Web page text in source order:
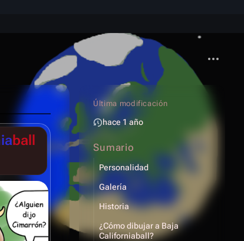
ball
Última modificación
hace 1 año
Sumario
Personalidad
Galería
Historia
¿Cómo dibujar a Baja
Californiaball?